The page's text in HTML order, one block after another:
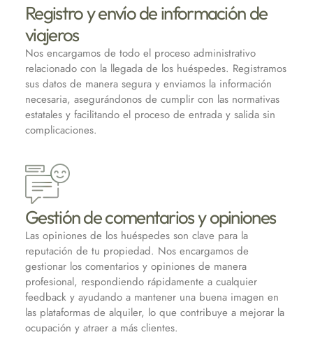
Registro y envío de información de
viajeros
Nos encargamos de todo el proceso administrativo
relacionado con la llegada de los huéspedes. Registramos
sus datos de manera segura y enviamos la información
necesaria, asegurándonos de cumplir con las normativas
estatales y facilitando el proceso de entrada y salida sin
complicaciones.
Gestión de comentarios y opiniones
Las opiniones de los huéspedes son clave para la
reputación de tu propiedad. Nos encargamos de
gestionar los comentarios y opiniones de manera
profesional, respondiendo rápidamente a cualquier
feedback y ayudando a mantener una buena imagen en
las plataformas de alquiler, lo que contribuye a mejorar la
ocupación y atraer a más clientes.